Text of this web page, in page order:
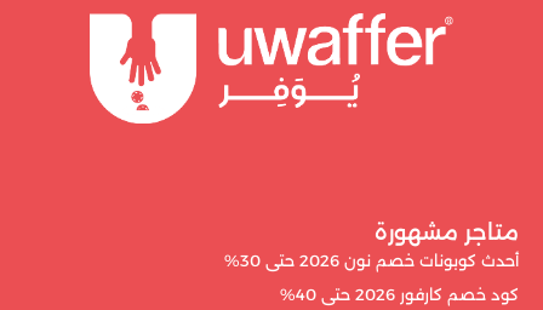
متاجر مشهورة
أحدث كوبونات خصم نون 2026 حتى 30%
كود خصم كارفور 2026 حتى 40%